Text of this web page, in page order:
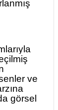
ve
görsel